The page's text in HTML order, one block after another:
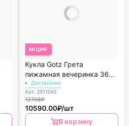
АКЦИЯ
Кукла Gotz Грета
пижамная вечеринка 36см
Little Kidz
Достаточно
Арт: 2511042
12708₽
10590.00₽/шт
В корзину